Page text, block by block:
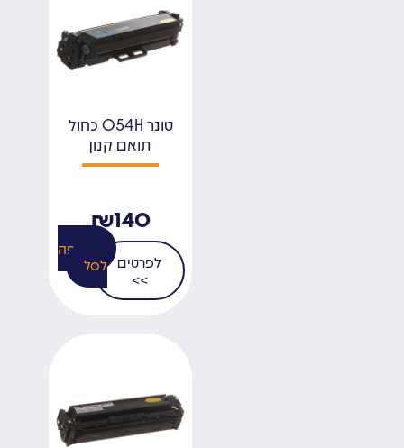
טונר 054H כחול
תואם קנון
₪140
לפרטים
>>
הוספה
לסל